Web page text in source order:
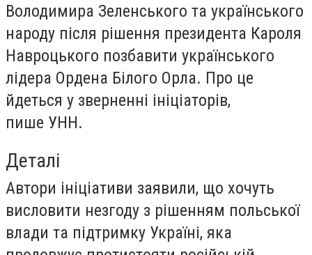
Володимира Зеленського та українського
народу після рішення президента Кароля
Навроцького позбавити українського
лідера Ордена Білого Орла. Про це
йдеться у зверненні ініціаторів,
пише УНН.
Деталі
Автори ініціативи заявили, що хочуть
висловити незгоду з рішенням польської
влади та підтримку Україні, яка